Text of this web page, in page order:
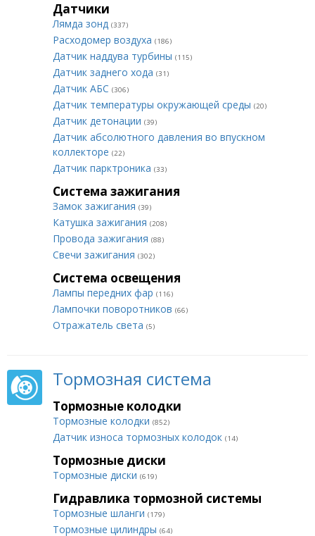
Датчики
Лямда зонд (337)
Расходомер воздуха (186)
Датчик наддува турбины (115)
Датчик заднего хода (31)
Датчик АБС (306)
Датчик температуры окружающей среды (20)
Датчик детонации (39)
Датчик абсолютного давления во впускном
коллекторе (22)
Датчик парктроника (33)
Система зажигания
Замок зажигания (39)
Катушка зажигания (208)
Провода зажигания (88)
Свечи зажигания (302)
Система освещения
Лампы передних фар (116)
Лампочки поворотников (66)
Отражатель света (5)
Тормозная система
Тормозные колодки
Тормозные колодки (852)
Датчик износа тормозных колодок (14)
Тормозные диски
Тормозные диски (619)
Гидравлика тормозной системы
Тормозные шланги (179)
Тормозные цилиндры (64)